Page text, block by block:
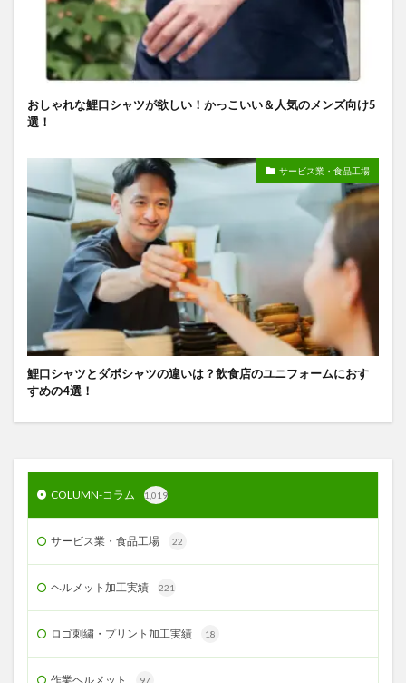
おしゃれな鯉口シャツが欲しい！かっこいい＆人気のメンズ向け5
選！
サービス業・食品工場
鯉口シャツとダボシャツの違いは？飲食店のユニフォームにおす
すめの4選！
COLUMN-コラム 1,019
サービス業・食品工場 22
ヘルメット加工実績 221
ロゴ刺繍・プリント加工実績 18
作業ヘルメット 97